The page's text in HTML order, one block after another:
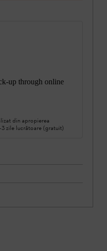
up through online
din apropierea
3 zile lucrătoare (gratuit)